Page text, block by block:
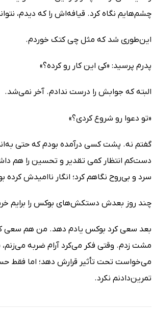
چشم‌هایم نگاه کرد. قیافه‌اش را که دیدم،
این‌طوری شد که مثل چی کتک خوردم.
پدرم پرسید: «کی این کار رو کرده؟»
البته که جوابش را درست ندادم. آخر نمی‌شد.
«تو دعوا رو شروع کردی؟»
گفتم نه. پشت کسی درآمده بودم که حتی
دست‌کم انتظار کمی تقدیر و تحسین را هم
سرد و بی‌روح نگاهم کرد؛ انگار ناامیدش کرده
چند روز بعدش دستکش‌های بوکس را برایم
بعد سعی کرد بوکس یادم دهد. من هم سعی
مشت زدم. وقتی فکر می‌کرد آرام ضربه
می‌خواست تحت تأثیر قرارش دهد؛ اما فقط
تمرین‌دادنم نکرد.